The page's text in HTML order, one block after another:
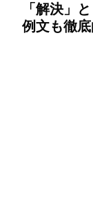
「解決」
例文も徹